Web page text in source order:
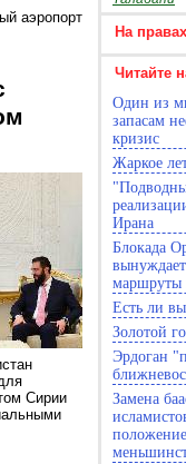
аэропорт
Сирии
На
Читайте
Один из
запасам
кризис
Жаркое
Ирана
Блокада
вынуждает
маршруты
Есть ли
Золотой
Эрдоган
Замена